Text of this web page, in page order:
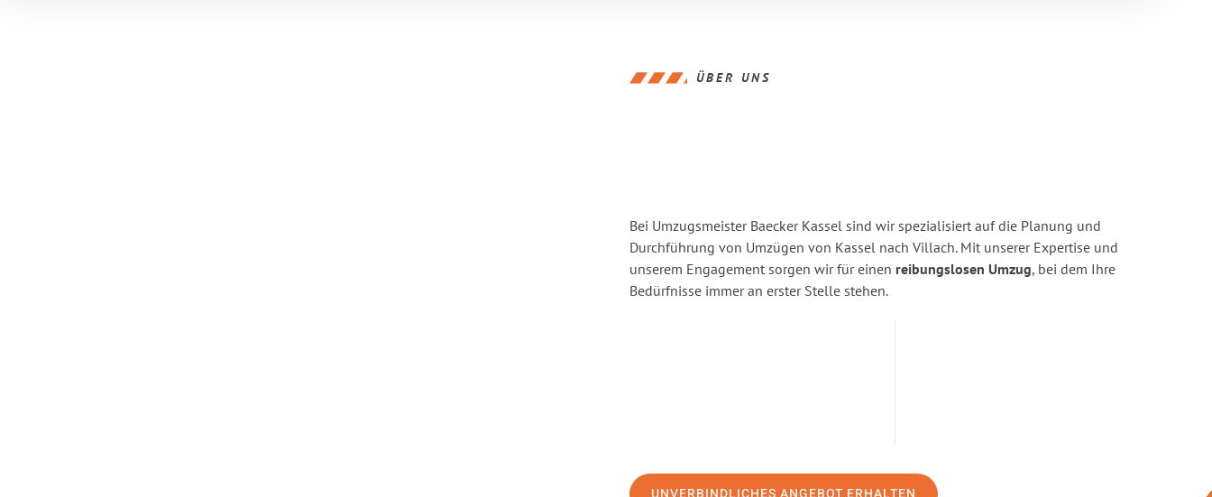
ÜBER UNS
Bei Umzugsmeister Baecker Kassel sind wir spezialisiert auf die Planung und
Durchführung von Umzügen von Kassel nach Villach. Mit unserer Expertise und
unserem Engagement sorgen wir für einen reibungslosen Umzug, bei dem Ihre
Bedürfnisse immer an erster Stelle stehen.